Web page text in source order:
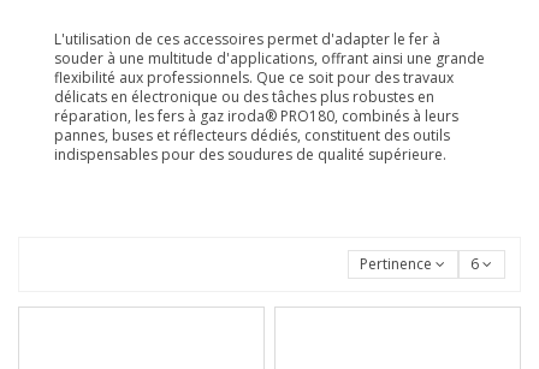
L'utilisation de ces accessoires permet d'adapter le fer à
souder à une multitude d'applications, offrant ainsi une grande
flexibilité aux professionnels. Que ce soit pour des travaux
délicats en électronique ou des tâches plus robustes en
réparation, les fers à gaz iroda® PRO180, combinés à leurs
pannes, buses et réflecteurs dédiés, constituent des outils
indispensables pour des soudures de qualité supérieure.
Pertinence 6